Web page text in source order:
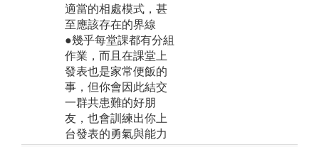
適當的相處模式，甚
至應該存在的界線
●幾乎每堂課都有分組
作業，而且在課堂上
發表也是家常便飯的
事，但你會因此結交
一群共患難的好朋
友，也會訓練出你上
台發表的勇氣與能力